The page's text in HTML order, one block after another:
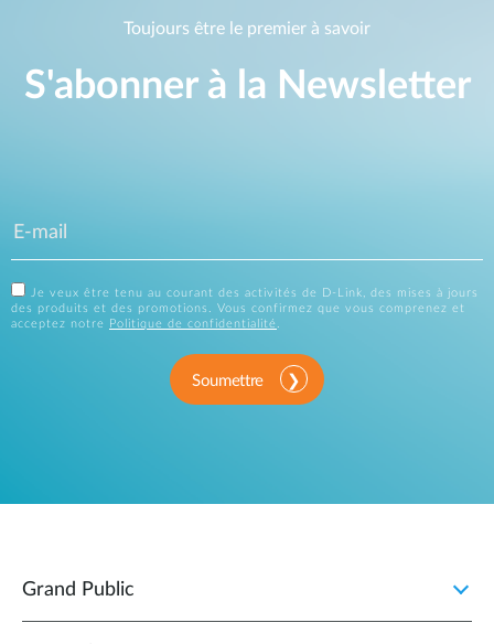
Toujours être le premier à savoir
S'abonner à la Newsletter
Je veux être tenu au courant des activités de D-Link, des mises à jours
des produits et des promotions. Vous confirmez que vous comprenez et
acceptez notre
Politique de confidentialité.
Soumettre
Grand Public